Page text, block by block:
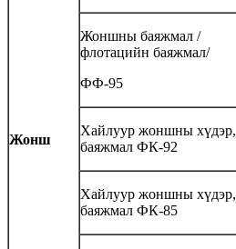
Жонш
Жоншны баяжмал /
флотацийн баяжмал/
ФФ-95
Хайлуур жоншны хүдэр,
баяжмал ФК-92
Хайлуур жоншны хүдэр,
баяжмал ФК-85